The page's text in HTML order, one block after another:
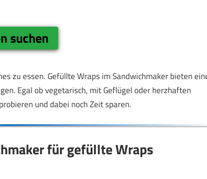
suchen
zu essen. Gefüllte Wraps im Sandwichmaker bieten
Egal ob vegetarisch, mit Geflügel oder herzhaften
und dabei noch Zeit sparen.
für gefüllte Wraps